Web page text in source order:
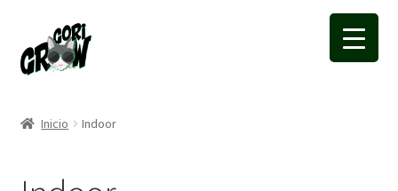
a
la
a
la
Inicio Indoor